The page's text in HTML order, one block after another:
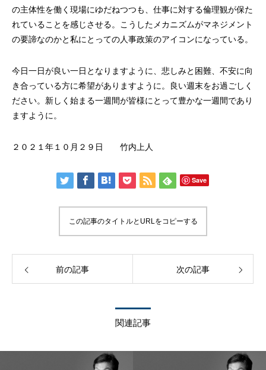
の主体性を働く現場にゆだねつつも、仕事に対する倫理観が保た
れていることを感じさせる。こうしたメカニズムがマネジメント
の要諦なのかと私にとっての人事政策のアイコンになっている。
今日一日が良い一日となりますように、悲しみと困難、不安に向
き合っている方に希望がありますように。良い週末をお過ごしく
ださい。新しく始まる一週間が皆様にとって豊かな一週間であり
ますように。
２０２１年１０月２９日 竹内上人
Save
この記事のタイトルとURLをコピーする
前の記事 次の記事
関連記事